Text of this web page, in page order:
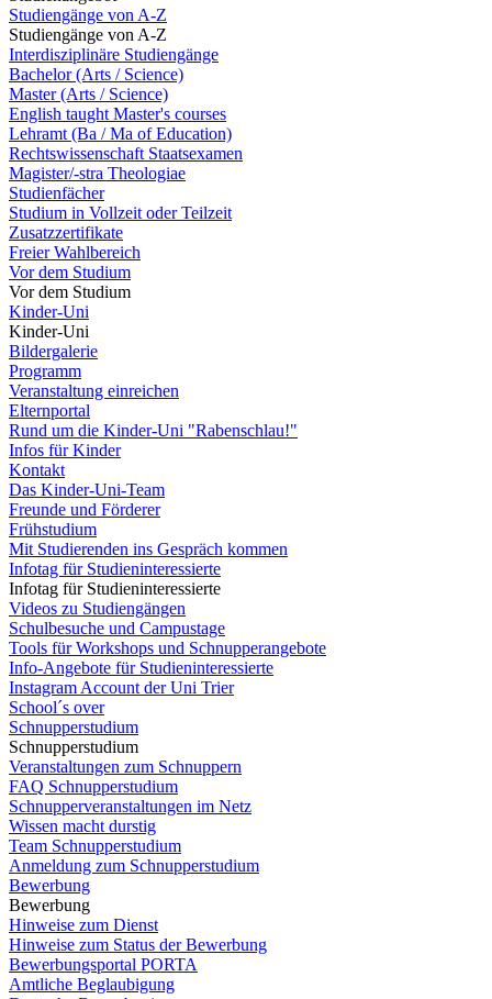
Studiengänge von A-Z
Studiengänge von A-Z
Interdisziplinäre Studiengänge
Bachelor (Arts / Science)
Master (Arts / Science)
English taught Master's courses
Lehramt (Ba / Ma of Education)
Rechtswissenschaft Staatsexamen
Magister/-stra Theologiae
Studienfächer
Studium in Vollzeit oder Teilzeit
Zusatzzertifikate
Freier Wahlbereich
Vor dem Studium
Vor dem Studium
Kinder-Uni
Kinder-Uni
Bildergalerie
Programm
Veranstaltung einreichen
Elternportal
Rund um die Kinder-Uni "Rabenschlau!"
Infos für Kinder
Kontakt
Das Kinder-Uni-Team
Freunde und Förderer
Frühstudium
Mit Studierenden ins Gespräch kommen
Infotag für Studieninteressierte
Infotag für Studieninteressierte
Videos zu Studiengängen
Schulbesuche und Campustage
Tools für Workshops und Schnupperangebote
Info-Angebote für Studieninteressierte
Instagram Account der Uni Trier
School´s over
Schnupperstudium
Schnupperstudium
Veranstaltungen zum Schnuppern
FAQ Schnupperstudium
Schnupperveranstaltungen im Netz
Wissen macht durstig
Team Schnupperstudium
Anmeldung zum Schnupperstudium
Bewerbung
Bewerbung
Hinweise zum Dienst
Hinweise zum Status der Bewerbung
Bewerbungsportal PORTA
Amtliche Beglaubigung